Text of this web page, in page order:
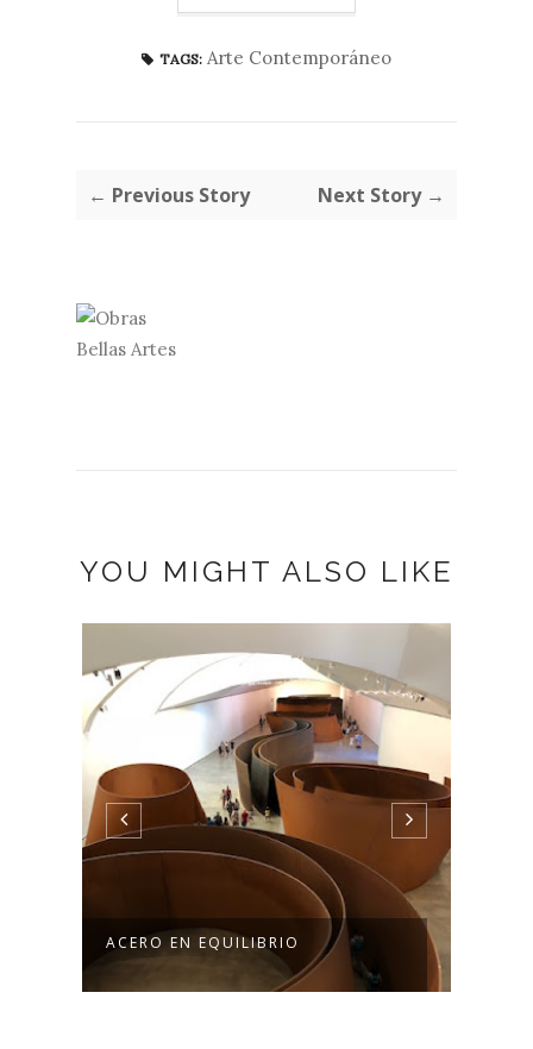
TAGS: Arte Contemporáneo
← Previous Story Next Story →
YOU MIGHT ALSO LIKE
ACERO EN EQUILIBRIO